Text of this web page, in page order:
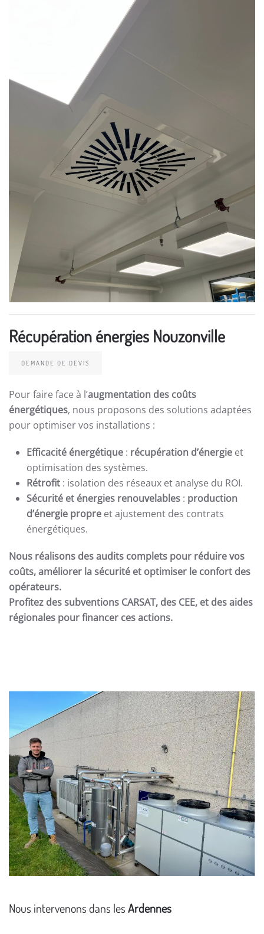
Récupération énergies Nouzonville
DEMANDE DE DEVIS
Pour faire face à l’augmentation des coûts
énergétiques, nous proposons des solutions adaptées
pour optimiser vos installations :
Efficacité énergétique : récupération d’énergie et
optimisation des systèmes.
Rétrofit : isolation des réseaux et analyse du ROI.
Sécurité et énergies renouvelables : production
d’énergie propre et ajustement des contrats
énergétiques.
Nous réalisons des audits complets pour réduire vos
coûts, améliorer la sécurité et optimiser le confort des
opérateurs.
Profitez des subventions CARSAT, des CEE, et des aides
régionales pour financer ces actions.
Nous intervenons dans lesArdennes